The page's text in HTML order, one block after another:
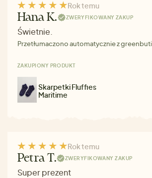
Rok temu
Hana K. ZWERYFIKOWANY ZAKUP
Świetnie.
Przetłumaczono automatycznie z
ZAKUPIONY PRODUKT
Skarpetki Fluffies
Maritime
Rok temu
Petra T. ZWERYFIKOWANY ZAKUP
Super prezent